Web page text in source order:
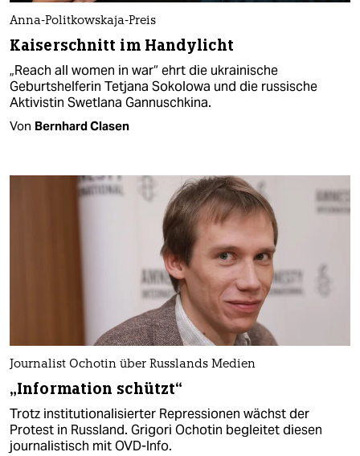
Anna-Politkowskaja-Preis
Kaiserschnitt im Handylicht
„Reach all women in war“ ehrt die ukrainische
Geburtshelferin Tetjana Sokolowa und die russische
Aktivistin Swetlana Gannuschkina.
Von Bernhard Clasen
Journalist Ochotin über Russlands Medien
„Information schützt“
Trotz institutionalisierter Repressionen wächst der
Protest in Russland. Grigori Ochotin begleitet diesen
journalistisch mit OVD-Info.